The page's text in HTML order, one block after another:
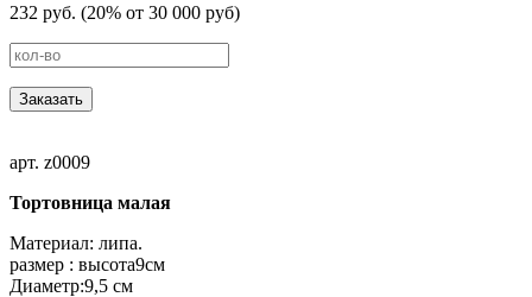
232 руб. (20% от 30 000 руб)
Заказать
арт. z0009
Тортовница малая
Материал: липа.
размер : высота9cм
Диаметр:9,5 см